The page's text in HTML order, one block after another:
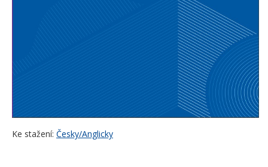
Ke stažení: Česky/Anglicky